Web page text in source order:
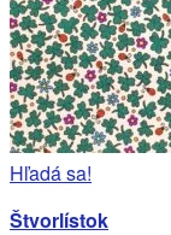
Hľadá sa!
Štvorlístok